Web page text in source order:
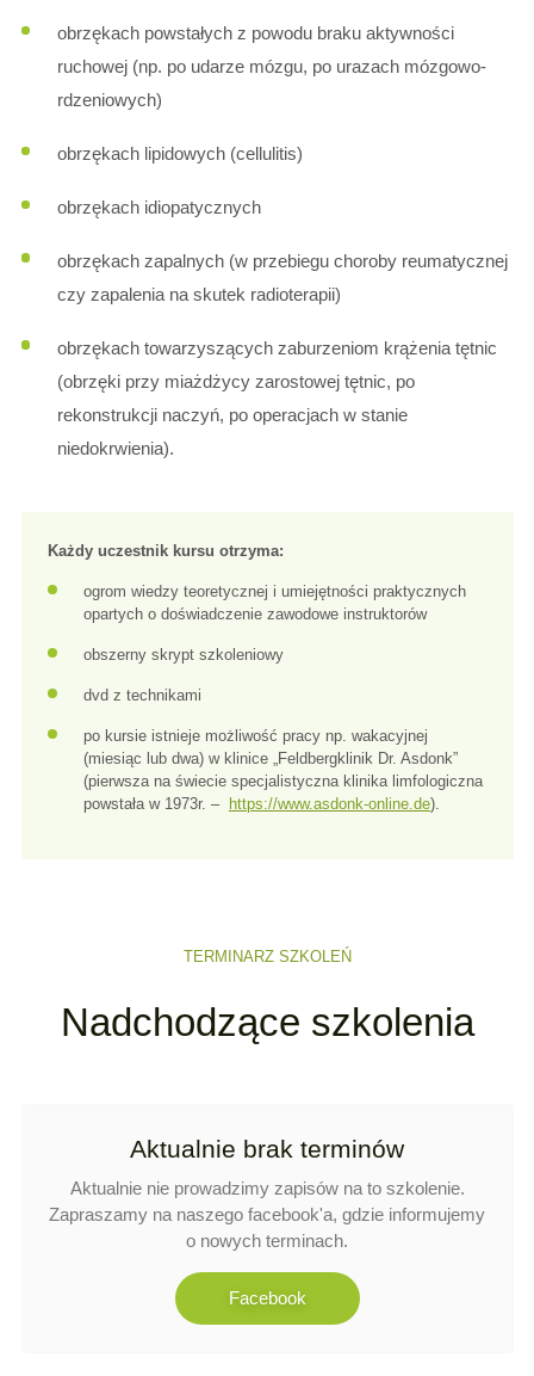
obrzękach powstałych z powodu braku aktywności
ruchowej (np. po udarze mózgu, po urazach mózgowo-
rdzeniowych)
obrzękach lipidowych (cellulitis)
obrzękach idiopatycznych
obrzękach zapalnych (w przebiegu choroby reumatycznej
czy zapalenia na skutek radioterapii)
obrzękach towarzyszących zaburzeniom krążenia tętnic
(obrzęki przy miażdżycy zarostowej tętnic, po
rekonstrukcji naczyń, po operacjach w stanie
niedokrwienia).
Każdy uczestnik kursu otrzyma:
ogrom wiedzy teoretycznej i umiejętności praktycznych
opartych o doświadczenie zawodowe instruktorów
obszerny skrypt szkoleniowy
dvd z technikami
po kursie istnieje możliwość pracy np. wakacyjnej
(miesiąc lub dwa) w klinice „Feldbergklinik Dr. Asdonk”
(pierwsza na świecie specjalistyczna klinika limfologiczna
powstała w 1973r. – https://www.asdonk-online.de).
TERMINARZ SZKOLEŃ
Nadchodzące szkolenia
Aktualnie brak terminów
Aktualnie nie prowadzimy zapisów na to szkolenie.
Zapraszamy na naszego facebook'a, gdzie informujemy
o nowych terminach.
Facebook